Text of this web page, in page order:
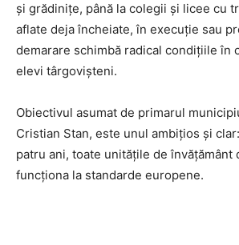
și grădinițe, până la colegii și licee cu
aflate deja încheiate, în execuție sau
demarare schimbă radical condițiile în
elevi târgovișteni.
Obiectivul asumat de primarul
Cristian Stan, este unul ambițios și
patru ani, toate unitățile de învățământ
funcționa la standarde europene.